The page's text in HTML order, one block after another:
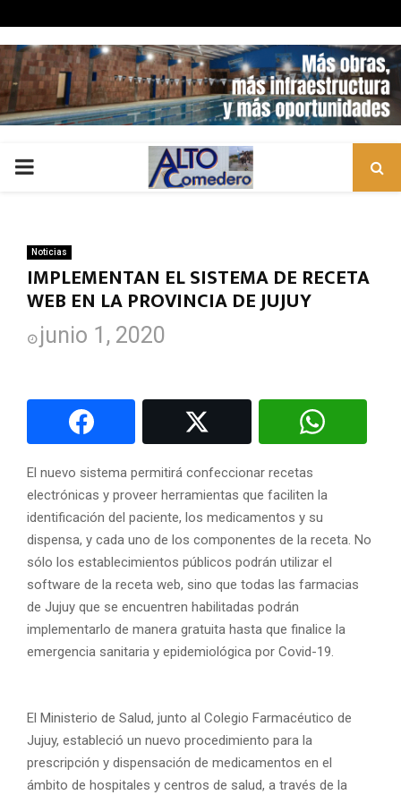
PRIMARY
Noticias
IMPLEMENTAN EL SISTEMA DE RECETA
WEB EN LA PROVINCIA DE JUJUY
junio 1, 2020
El nuevo sistema permitirá confeccionar recetas
electrónicas y proveer herramientas que faciliten la
identificación del paciente, los medicamentos y su
dispensa, y cada uno de los componentes de la receta. No
sólo los establecimientos públicos podrán utilizar el
software de la receta web, sino que todas las farmacias
de Jujuy que se encuentren habilitadas podrán
implementarlo de manera gratuita hasta que finalice la
emergencia sanitaria y epidemiológica por Covid-19.
El Ministerio de Salud, junto al Colegio Farmacéutico de
Jujuy, estableció un nuevo procedimiento para la
prescripción y dispensación de medicamentos en el
ámbito de hospitales y centros de salud, a través de la